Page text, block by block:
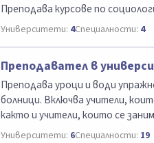
Преподава курсове по
Университети: 4Специалности: 4
Преподавател в
Преподава уроци и води
болници. Включва учители,
както и учители, които се
Университети: 6Специалности: 19